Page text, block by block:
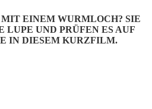
EINEM WURMLOCH? SIE
LUPE UND PRÜFEN ES AUF
IN DIESEM KURZFILM.